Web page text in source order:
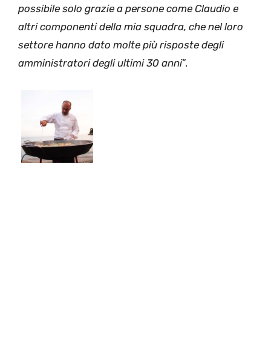
possibile solo grazie a persone come Claudio e
altri componenti della mia squadra, che nel loro
settore hanno dato molte più risposte degli
amministratori degli ultimi 30 anni”.